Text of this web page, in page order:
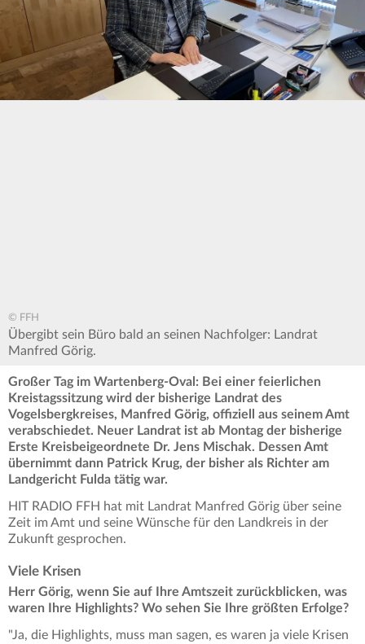
© FFH
Übergibt sein Büro bald an seinen Nachfolger: Landrat
Manfred Görig.
Großer Tag im Wartenberg-Oval: Bei einer feierlichen
Kreistagssitzung wird der bisherige Landrat des
Vogelsbergkreises, Manfred Görig, offiziell aus seinem Amt
verabschiedet. Neuer Landrat ist ab Montag der bisherige
Erste Kreisbeigeordnete Dr. Jens Mischak. Dessen Amt
übernimmt dann Patrick Krug, der bisher als Richter am
Landgericht Fulda tätig war.
HIT RADIO FFH hat mit Landrat Manfred Görig über seine
Zeit im Amt und seine Wünsche für den Landkreis in der
Zukunft gesprochen.
Viele Krisen
Herr Görig, wenn Sie auf Ihre Amtszeit zurückblicken, was
waren Ihre Highlights? Wo sehen Sie Ihre größten Erfolge?
"Ja, die Highlights, muss man sagen, es waren ja viele Krisen